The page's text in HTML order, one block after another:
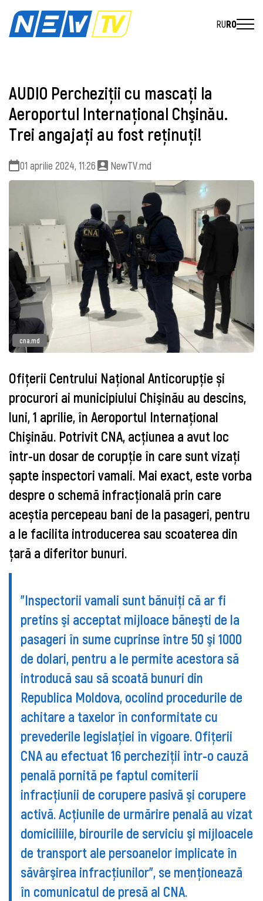
RURO
AUDIO Percheziţii cu mascați la
Aeroportul Internaţional Chşinău.
Trei angajaţi au fost reţinuţi!
01 aprilie 2024, 11:26 NewTV.md
cna.md
Ofiţerii Centrului Naţional Anticorupţie și
procurori ai municipiului Chişinău au descins,
luni, 1 aprilie,în Aeroportul Internaţional
Chişinău. Potrivit CNA, acțiunea a avut loc
într-un dosar de corupție în care sunt vizați
șapte inspectori vamali. Mai exact, este vorba
despre o schemă infracţională prin care
aceștia percepeau bani de la pasageri, pentru
a le facilita introducerea sau scoaterea din
ţară a diferitor bunuri.
"Inspectorii vamali sunt bănuiţi că ar fi
pretins şi acceptat mijloace băneşti de la
pasageri în sume cuprinse între 50 şi 1000
de dolari, pentru a le permite acestora să
introducă sau să scoată bunuri din
Republica Moldova, ocolind procedurile de
achitare a taxelor în conformitate cu
prevederile legislaţiei în vigoare. Ofiţerii
CNA au efectuat 16 percheziţii într-o cauză
penală pornită pe faptul comiterii
infracţiunii de corupere pasivă şi corupere
activă. Acţiunile de urmărire penală au vizat
domiciliile, birourile de serviciu şi mijloacele
de transport ale persoanelor implicate în
săvârşirea infracţiunilor", se menționează
în comunicatul de presă al CNA.